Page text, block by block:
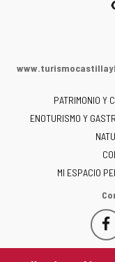
PATRIMONIO Y
ENOTURISMO Y
MI ESPACIO